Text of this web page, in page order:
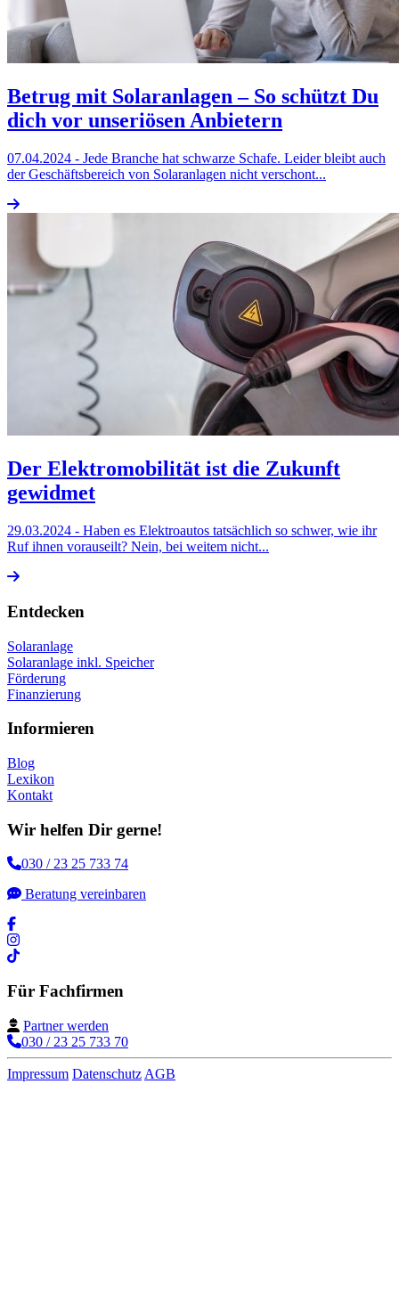
Betrug mit Solaranlagen – So schützt Du
dich vor unseriösen Anbietern
07.04.2024 - Jede Branche hat schwarze Schafe. Leider bleibt auch
der Geschäftsbereich von Solaranlagen nicht verschont...
Der Elektromobilität ist die Zukunft
gewidmet
29.03.2024 - Haben es Elektroautos tatsächlich so schwer, wie ihr
Ruf ihnen vorauseilt? Nein, bei weitem nicht...
Entdecken
Solaranlage
Solaranlage inkl. Speicher
Förderung
Finanzierung
Informieren
Blog
Lexikon
Kontakt
Wir helfen Dir gerne!
030 / 23 25 733 74
Beratung vereinbaren
Für Fachfirmen
Partner werden
030 / 23 25 733 70
Impressum Datenschutz AGB